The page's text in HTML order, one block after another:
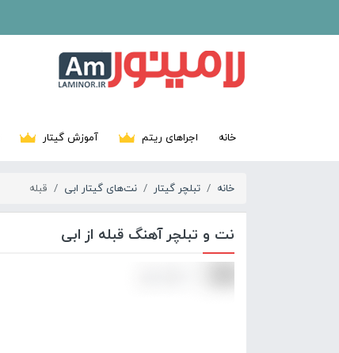
خانه اجراهای ریتم آموزش گیتار
خانه تبلچر گیتار نت‌های گیتار ابی قبله
نت و تبلچر آهنگ قبله از ابی